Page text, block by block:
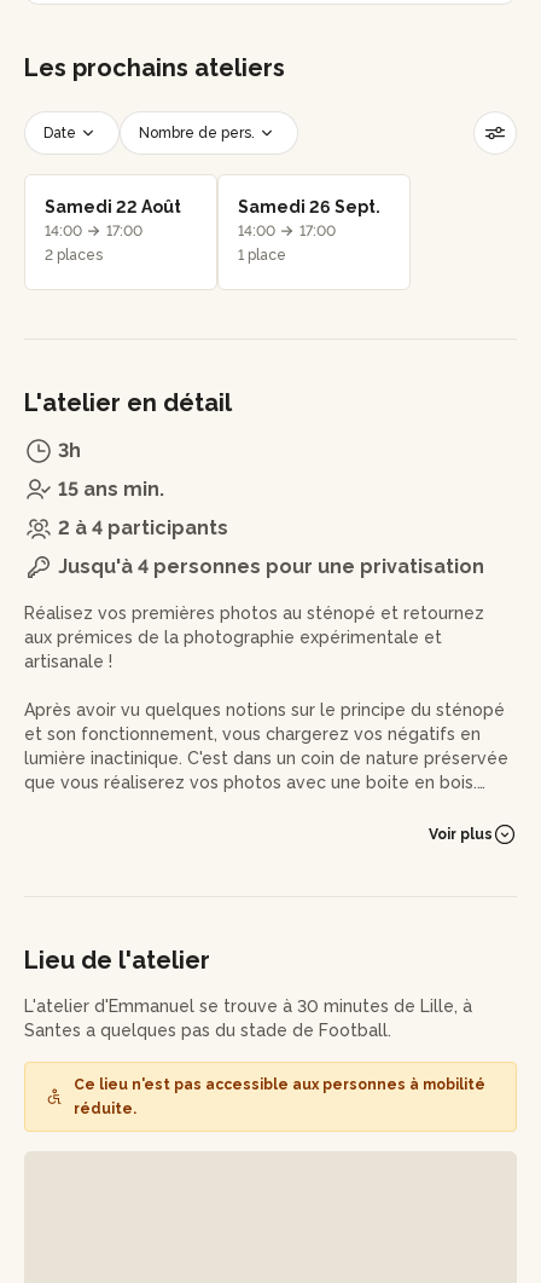
Les prochains ateliers
Date Nombre de pers.
Créneau horaire Réinitialiser les filtres
Samedi 22 Août
14:00
17:00
2 places
Samedi 26 Sept.
14:00
17:00
1 place
L'atelier en détail
3h
15 ans min.
2 à 4 participants
Jusqu'à 4 personnes pour une privatisation
Réalisez vos premières photos au sténopé et retournez
aux prémices de la photographie expérimentale et
artisanale !
Après avoir vu quelques notions sur le principe du sténopé
et son fonctionnement, vous chargerez vos négatifs en
lumière inactinique. C'est dans un coin de nature préservée
que vous réaliserez vos photos avec une boite en bois.
Vous serez accompagné d'Emmanuel qui vous livrera ses
dans un châssis.
De retour au labo, vous pourrez développer vos négatifs à
choix. Vous réaliserez enfin vos tirages par contact sur
papier mat ou brillant.
de sténopé (format 4*5 et format 5*7 pouces (13*18 cm)).
Voir plus
Lieu de l'atelier
L'atelier d'Emmanuel se trouve à 30 minutes de Lille, à
Santes a quelques pas du stade de Football.
Ce lieu n'est pas accessible aux personnes à mobilité
réduite.